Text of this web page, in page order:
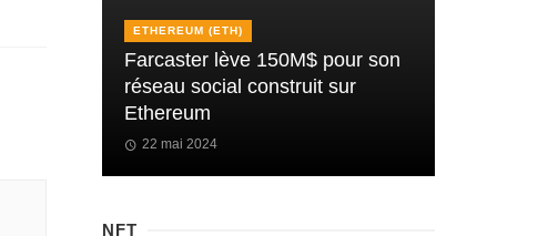
ETHEREUM (ETH)
Farcaster lève 150M$ pour son
réseau social construit sur
Ethereum
22 mai 2024
NFT